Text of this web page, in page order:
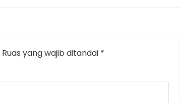
Ruas yang wajib ditandai *